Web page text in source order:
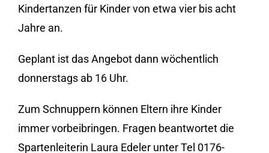
Kindertanzen für Kinder von etwa vier bis acht
Jahre an.
Geplant ist das Angebot dann wöchentlich
donnerstags ab 16 Uhr.
Zum Schnuppern können Eltern ihre Kinder
immer vorbeibringen. Fragen beantwortet die
Spartenleiterin Laura Edeler unter Tel 0176-